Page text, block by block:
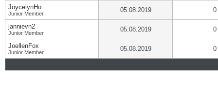
JoycelynHo
Junior Member 05.08.2019 0
jannievn2
Junior Member 05.08.2019 0
JoellenFox
Junior Member 05.08.2019 0